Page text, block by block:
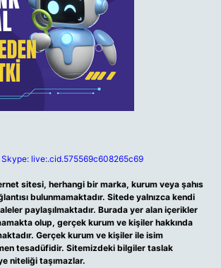
Skype: live:.cid.575569c608265c69
sitesi, herhangi bir marka, kurum veya şahıs
bulunmamaktadır. Sitede yalnızca kendi
paylaşılmaktadır. Burada yer alan içerikler
olup, gerçek kurum ve kişiler hakkında
Gerçek kurum ve kişiler ile isim
tesadüfidir. Sitemizdeki bilgiler taslak
niteliği taşımazlar.